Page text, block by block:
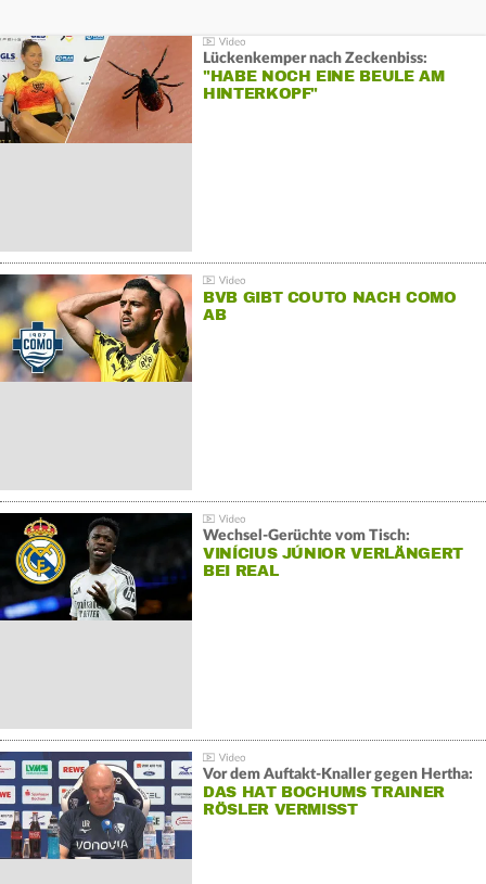
Lückenkemper nach Zeckenbiss:
"HABE NOCH EINE BEULE AM
HINTERKOPF"
BVB GIBT COUTO NACH COMO
AB
Wechsel-Gerüchte vom Tisch:
VINÍCIUS JÚNIOR VERLÄNGERT
BEI REAL
Vor dem Auftakt-Knaller gegen Hertha:
DAS HAT BOCHUMS TRAINER
RÖSLER VERMISST